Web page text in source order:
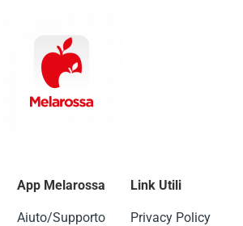
App Melarossa
Aiuto/Supporto
Link Utili
Privacy Policy